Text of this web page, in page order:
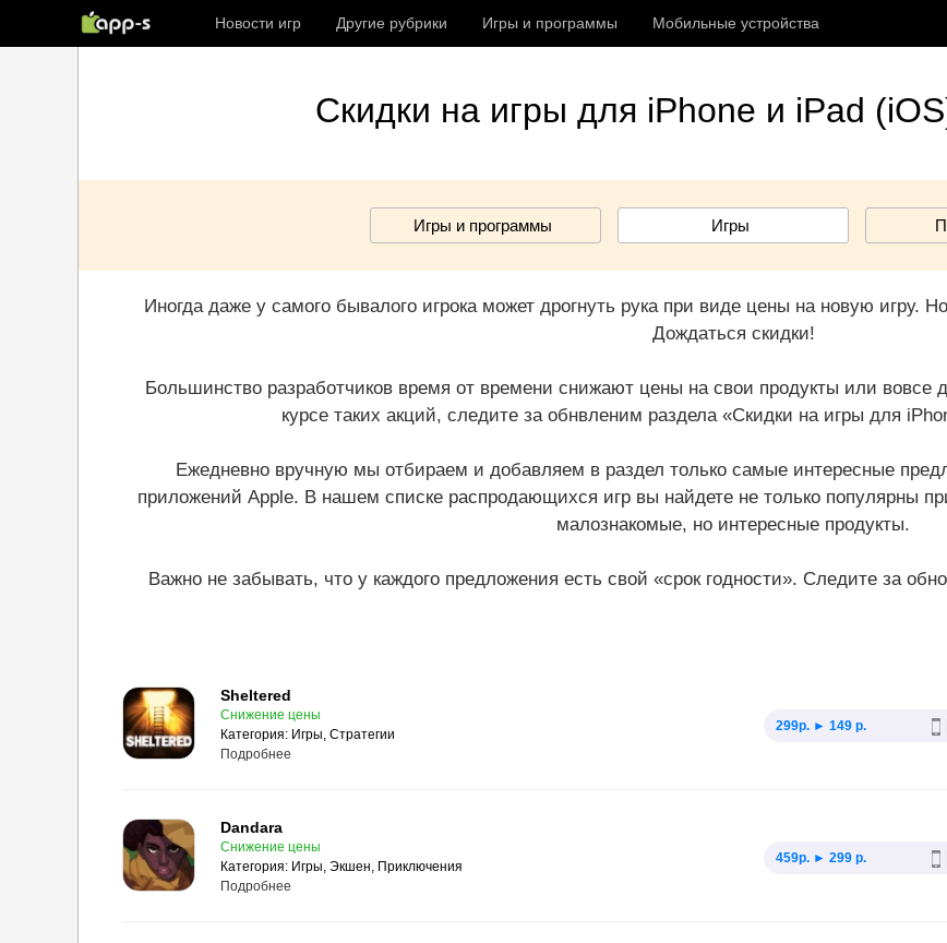
Новости игр Другие рубрики Игры и программы Мобильные устройства
Скидки на игры для iPhone и iPad
Игры и программы Игры
Иногда даже у самого бывалого игрока может дрогнуть рука при виде цены на новую игру.
Дождаться скидки!
Большинство разработчиков время от времени снижают цены на свои продукты или вовсе
курсе таких акций, следите за обнвленим раздела «Скидки на игры для
Ежедневно вручную мы отбираем и добавляем в раздел только самые интересные
приложений Apple. В нашем списке распродающихся игр вы найдете не только популярны
малознакомые, но интересные продукты.
Важно не забывать, что у каждого предложения есть свой «срок годности». Следите за
Sheltered
Снижение цены
Категория: Игры, Стратегии
299p. ► 149 р.
Подробнее
Dandara
Снижение цены
Категория: Игры, Экшен, Приключения
459p. ► 299 р.
Подробнее